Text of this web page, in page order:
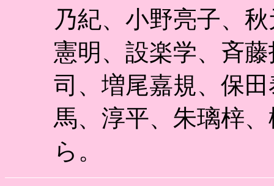
乃紀、小野亮子、
憲明、設楽学、斉
司、増尾嘉規、保
馬、淳平、朱璃梓
ら。